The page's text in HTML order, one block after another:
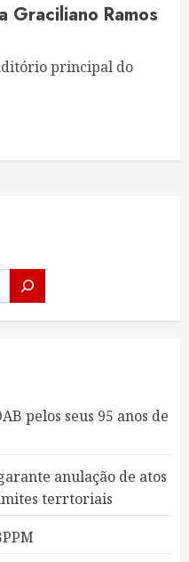
Graciliano Ramos
principal do
pelos seus 95 anos de
anulação de atos
terrtoriais